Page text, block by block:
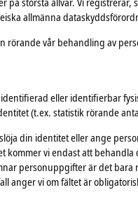
allmänna
rörande vår behandling av
eller identifierbar
(t.ex. statistik rörande
din identitet eller ange
kommer vi endast att
personuppgifter är det
anger vi om fältet är